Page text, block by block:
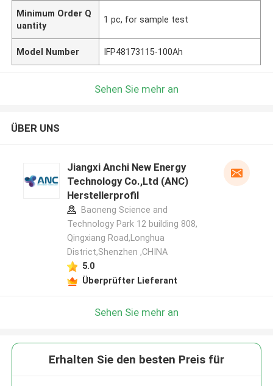
Minimum Order Q
uantity
1 pc, for sample test
Model Number IFP48173115-100Ah
Sehen Sie mehr an
ÜBER UNS
Jiangxi Anchi New Energy
Technology Co.,Ltd (ANC)
Herstellerprofil
Baoneng Science and
Technology Park 12 building 808,
Qingxiang Road,Longhua
District,Shenzhen ,CHINA
5.0
Überprüfter Lieferant
Sehen Sie mehr an
Erhalten Sie den besten Preis für